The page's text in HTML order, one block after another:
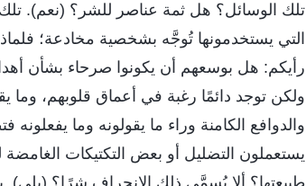
تلك الوسائل؟ هل ثمة عناصر للشر؟ (نعم).
التي يستخدمونها تُوجَّه بشخصية مخادعة؛
رأيكم: هل بوسعهم أن يكونوا صرحاء بشأن
ولكن توجد دائمًا رغبة في أعماق قلوبهم، وما
والدوافع الكامنة وراء ما يقولونه وما
يستعملون التضليل أو بعض التكتيكات
طبيعتها؟ ألا يُسمَّى ذلك الانحراف شرًا؟